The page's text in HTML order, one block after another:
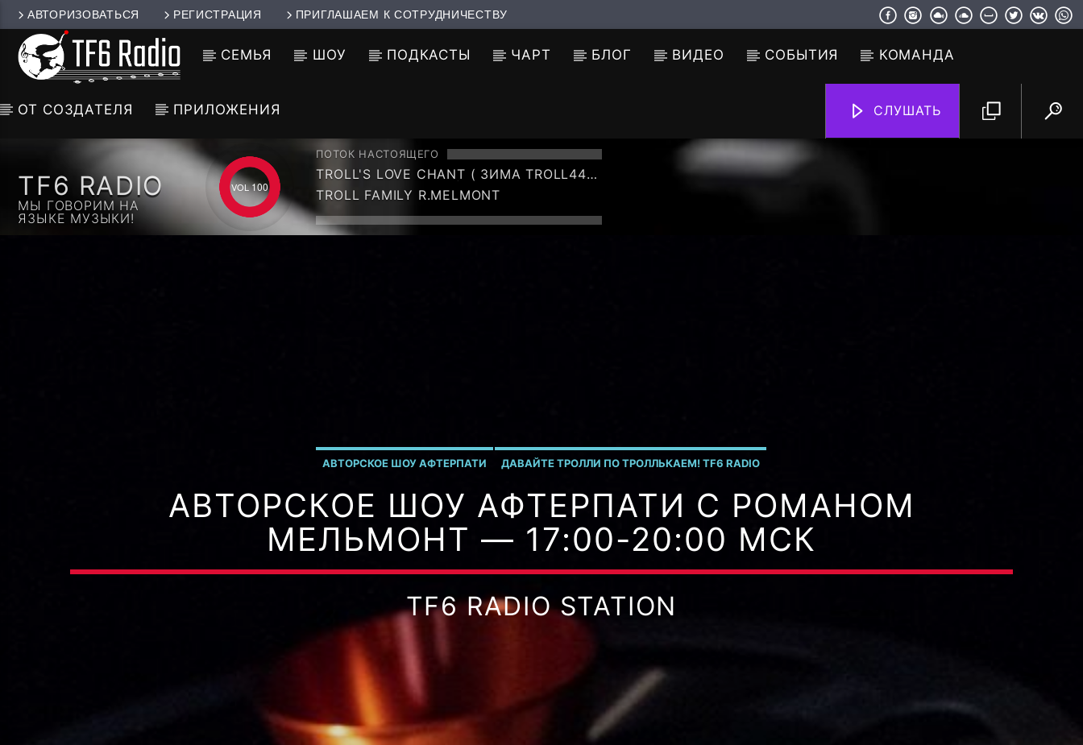
АВТОРИЗОВАТЬСЯ РЕГИСТРАЦИЯ ПРИГЛАШАЕМ К СОТРУДНИЧЕСТВУ
СЕМЬЯ ШОУ ПОДКАСТЫ ЧАРТ БЛОГ ВИДЕО СОБЫТИЯ КОМАНДА
ОТ СОЗДАТЕЛЯ ПРИЛОЖЕНИЯ СЛУШАТЬ
TF6 RADIO
МЫ ГОВОРИМ НА
ЯЗЫКЕ МУЗЫКИ!
100
ПОТОК НАСТОЯЩЕГО
TROLL'S LOVE CHANT ( ЗИМА TROLL44
CCCP CREW MIX 33 )
TROLL FAMILY R.MELMONT
АВТОРСКОЕ ШОУ АФТЕРПАТИ ДАВАЙТЕ ТРОЛЛИ ПО ТРОЛЛЬКАЕМ! TF6 RADIO
АВТОРСКОЕ ШОУ АФТЕРПАТИ С РОМАНОМ
МЕЛЬМОНТ — 17:00-20:00 МСК
TF6 RADIO STATION